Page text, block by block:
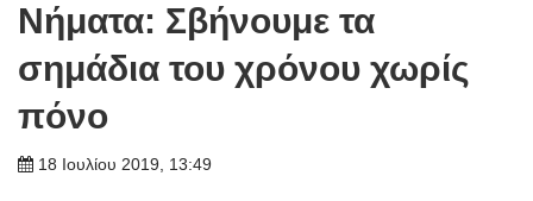
Νήματα: Σβήνουμε τα
σημάδια του χρόνου χωρίς
πόνο
18 Ιουλίου 2019, 13:49